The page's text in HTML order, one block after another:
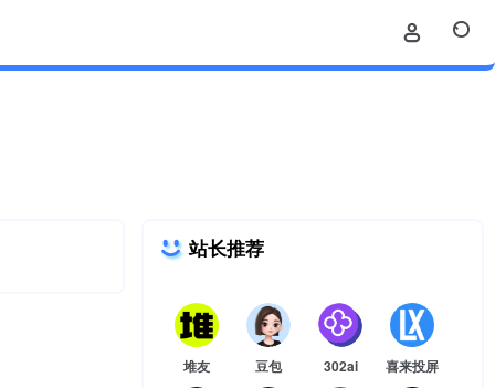
站长推荐
堆友 豆包 302ai 喜来投屏